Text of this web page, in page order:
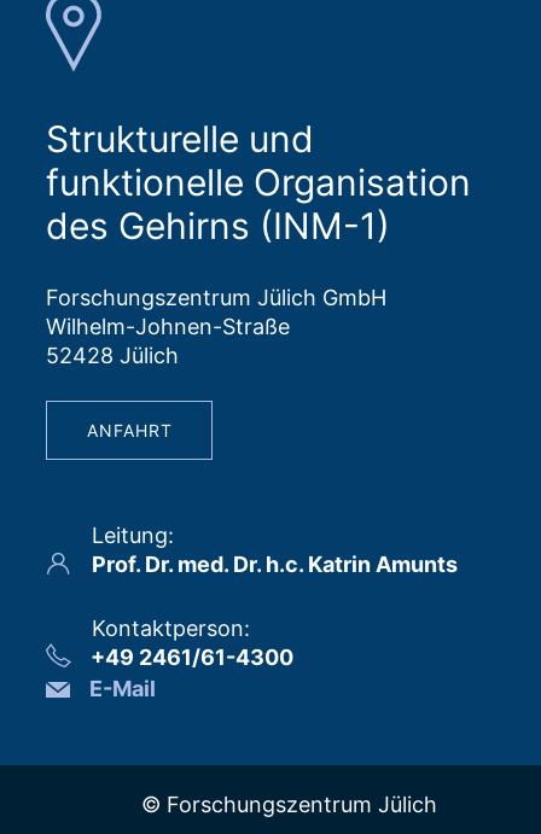
Strukturelle und
funktionelle Organisation
des Gehirns (INM-1)
Forschungszentrum Jülich GmbH
Wilhelm-Johnen-Straße
52428 Jülich
ANFAHRT
Leitung:
Prof. Dr. med. Dr. h.c. Katrin Amunts
Kontaktperson:
+49 2461/61-4300
E-Mail
© Forschungszentrum Jülich